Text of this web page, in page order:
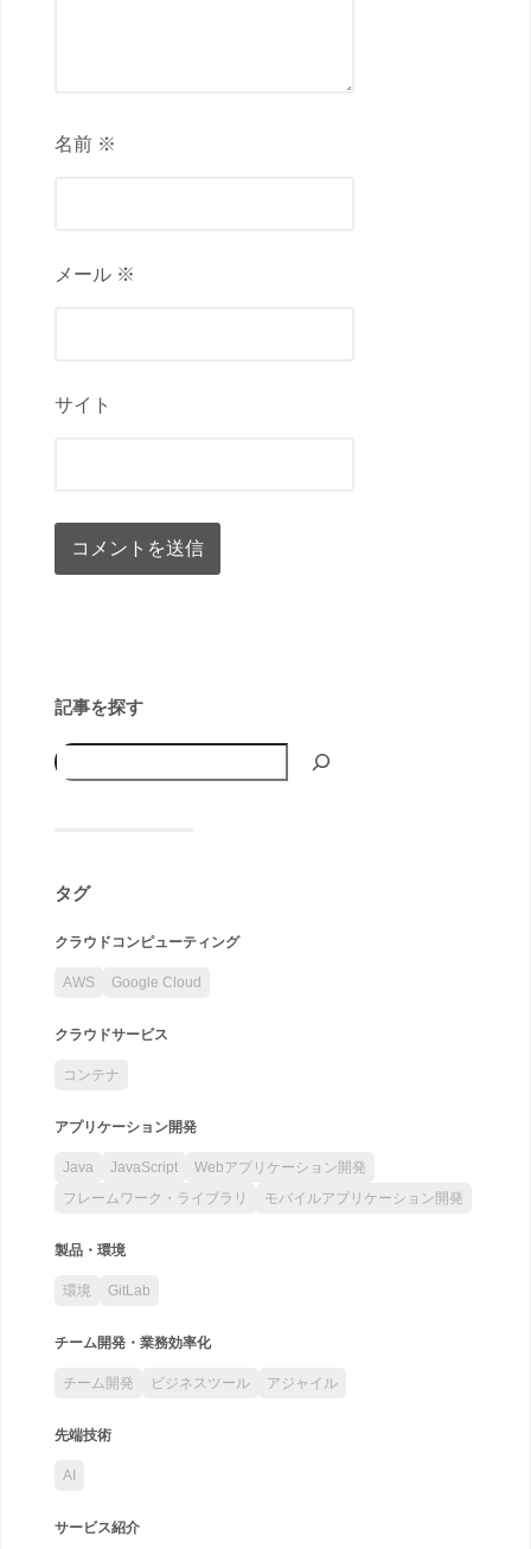
名前 ※
メール ※
サイト
記事を探す
タグ
クラウドコンピューティング
AWS Google Cloud
クラウドサービス
コンテナ
アプリケーション開発
Java JavaScript
Webアプリケーション開発
フレームワーク・ライブラリ
モバイルアプリケーション開発
製品・環境
環境 GitLab
チーム開発・業務効率化
チーム開発 ビジネスツール アジャイル
先端技術
AI
サービス紹介